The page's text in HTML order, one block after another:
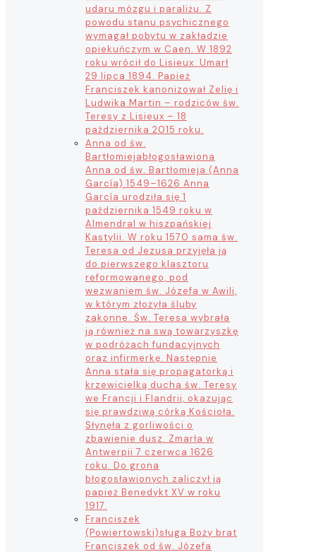
udaru mózgu i paraliżu. Z
powodu stanu psychicznego
wymagał pobytu w zakładzie
opiekuńczym w Caen. W 1892
roku wrócił do Lisieux. Umarł
29 lipca 1894. Papież
Franciszek kanonizował Zelię i
Ludwika Martin – rodziców św.
Teresy z Lisieux – 18
października 2015 roku.
Anna od św.
Bartłomiejabłogosławiona
Anna od św. Bartłomieja (Anna
García) 1549–1626 Anna
García urodziła się 1
października 1549 roku w
Almendral w hiszpańskiej
Kastylii. W roku 1570 sama św.
Teresa od Jezusa przyjęła ją
do pierwszego klasztoru
reformowanego, pod
wezwaniem św. Józefa w Awili,
w którym złożyła śluby
zakonne. Św. Teresa wybrała
ją również na swą towarzyszkę
w podróżach fundacyjnych
oraz infirmerkę. Następnie
Anna stała się propagatorką i
krzewicielką ducha św. Teresy
we Francji i Flandrii, okazując
się prawdziwą córką Kościoła.
Słynęła z gorliwości o
zbawienie dusz. Zmarła w
Antwerpii 7 czerwca 1626
roku. Do grona
błogosławionych zaliczył ją
papież Benedykt XV w roku
1917.
Franciszek
(Powiertowski)sługa Boży brat
Franciszek od św. Józefa